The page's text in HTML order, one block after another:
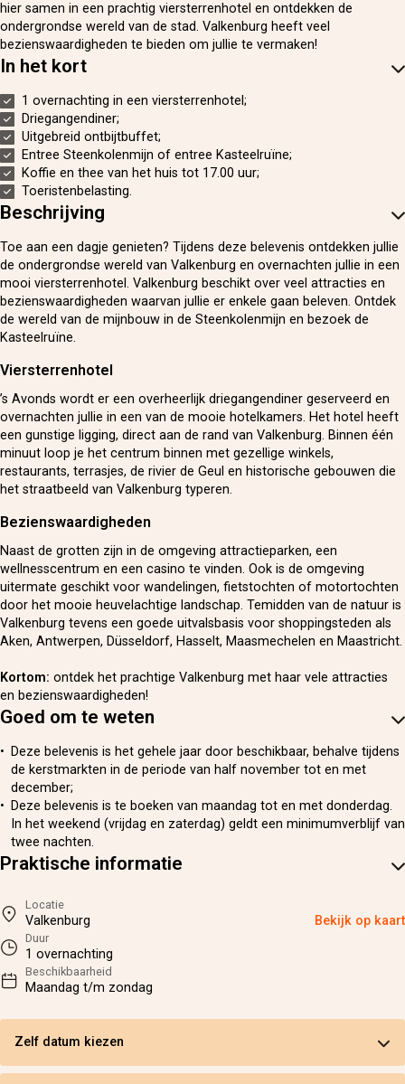
hier samen in een prachtig viersterrenhotel en ontdekken de
ondergrondse wereld van de stad. Valkenburg heeft veel
bezienswaardigheden te bieden om jullie te vermaken!
In het kort
1 overnachting in een viersterrenhotel;
Driegangendiner;
Uitgebreid ontbijtbuffet;
Entree Steenkolenmijn of entree Kasteelruïne;
Koffie en thee van het huis tot 17.00 uur;
Toeristenbelasting.
Beschrijving
Toe aan een dagje genieten? Tijdens deze belevenis ontdekken jullie
de ondergrondse wereld van Valkenburg en overnachten jullie in een
mooi viersterrenhotel. Valkenburg beschikt over veel attracties en
bezienswaardigheden waarvan jullie er enkele gaan beleven. Ontdek
de wereld van de mijnbouw in de Steenkolenmijn en bezoek de
Kasteelruïne.
Viersterrenhotel
’s Avonds wordt er een overheerlijk driegangendiner geserveerd en
overnachten jullie in een van de mooie hotelkamers. Het hotel heeft
een gunstige ligging, direct aan de rand van Valkenburg. Binnen één
minuut loop je het centrum binnen met gezellige winkels,
restaurants, terrasjes, de rivier de Geul en historische gebouwen die
het straatbeeld van Valkenburg typeren.
Bezienswaardigheden
Naast de grotten zijn in de omgeving attractieparken, een
wellnesscentrum en een casino te vinden. Ook is de omgeving
uitermate geschikt voor wandelingen, fietstochten of motortochten
door het mooie heuvelachtige landschap. Temidden van de natuur is
Valkenburg tevens een goede uitvalsbasis voor shoppingsteden als
Aken, Antwerpen, Düsseldorf, Hasselt, Maasmechelen en Maastricht.
Kortom: ontdek het prachtige Valkenburg met haar vele attracties
en bezienswaardigheden!
Goed om te weten
Deze belevenis is het gehele jaar door beschikbaar, behalve tijdens
de kerstmarkten in de periode van half november tot en met
december;
Deze belevenis is te boeken van maandag tot en met donderdag.
In het weekend (vrijdag en zaterdag) geldt een minimumverblijf van
twee nachten.
Praktische informatie
Locatie
Valkenburg Bekijk op kaart
Duur
1 overnachting
Beschikbaarheid
Maandag t/m zondag
Zelf datum kiezen